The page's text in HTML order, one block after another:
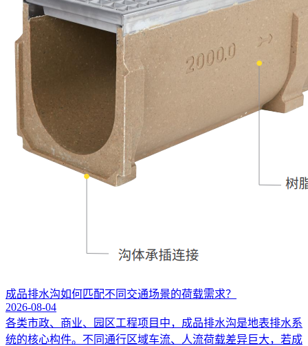
成品排水沟如何匹配不同交通场景的荷载需求？
2026-08-04
各类市政、商业、园区工程项目中，成品排水沟是地表排水系
统的核心构件。不同通行区域车流、人流荷载差异巨大，若成